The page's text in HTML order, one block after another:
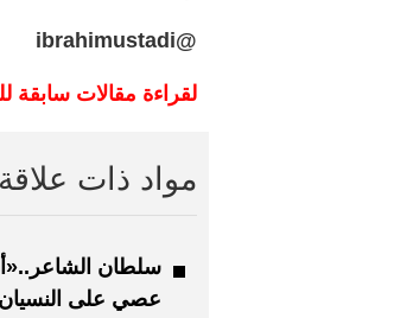
@ibrahimustadi
لقراءة مقالات سابقة
مواد ذات علاقة
سلطان
عصي على النسيان